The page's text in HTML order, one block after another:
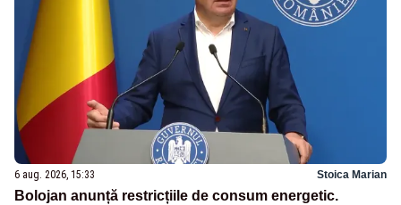
6 aug. 2026, 15:33 Stoica Marian
Bolojan anunță restricțiile de consum energetic.